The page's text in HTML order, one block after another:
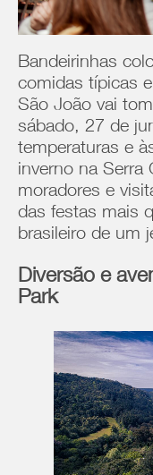
Bandeirinhas
comidas típicas
São João vai
sábado, 27 de
temperaturas e
inverno na Serra
moradores e
das festas mais
brasileiro de um
Diversão e
Park